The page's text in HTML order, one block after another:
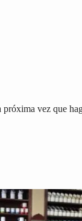
vez que